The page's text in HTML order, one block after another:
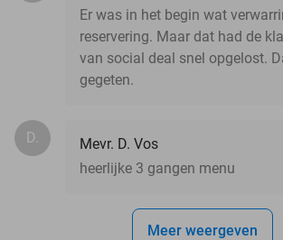
Er was in het begin wat
reservering. Maar dat had de
van social deal snel opgelost.
gegeten.
D.
Mevr. D. Vos
heerlijke 3 gangen menu
Meer weergeven